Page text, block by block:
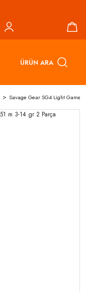
ÜRÜN ARA
Savage Gear SG4 Light Game